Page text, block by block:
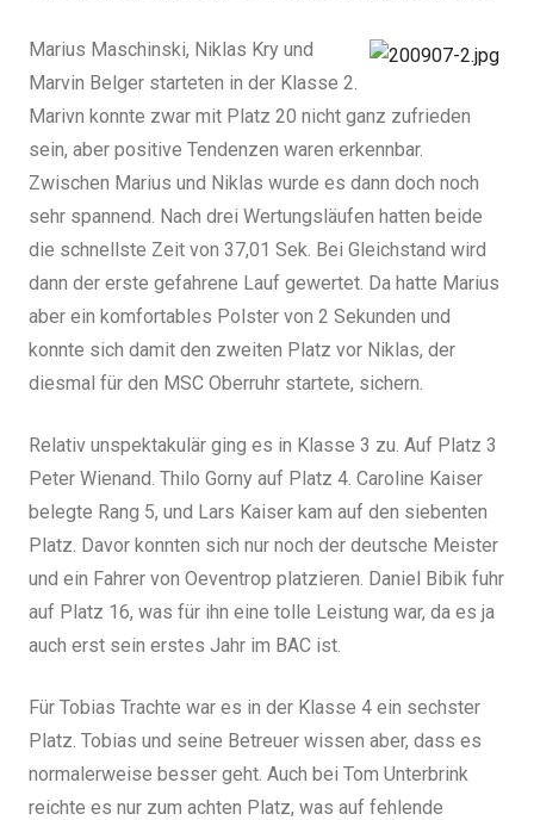
Marius Maschinski, Niklas Kry und
Marvin Belger starteten in der Klasse 2.
Marivn konnte zwar mit Platz 20 nicht ganz zufrieden
sein, aber positive Tendenzen waren erkennbar.
Zwischen Marius und Niklas wurde es dann doch noch
sehr spannend. Nach drei Wertungsläufen hatten beide
die schnellste Zeit von 37,01 Sek. Bei Gleichstand wird
dann der erste gefahrene Lauf gewertet. Da hatte Marius
aber ein komfortables Polster von 2 Sekunden und
konnte sich damit den zweiten Platz vor Niklas, der
diesmal für den MSC Oberruhr startete, sichern.
Relativ unspektakulär ging es in Klasse 3 zu. Auf Platz 3
Peter Wienand. Thilo Gorny auf Platz 4. Caroline Kaiser
belegte Rang 5, und Lars Kaiser kam auf den siebenten
Platz. Davor konnten sich nur noch der deutsche Meister
und ein Fahrer von Oeventrop platzieren. Daniel Bibik fuhr
auf Platz 16, was für ihn eine tolle Leistung war, da es ja
auch erst sein erstes Jahr im BAC ist.
Für Tobias Trachte war es in der Klasse 4 ein sechster
Platz. Tobias und seine Betreuer wissen aber, dass es
normalerweise besser geht. Auch bei Tom Unterbrink
reichte es nur zum achten Platz, was auf fehlende